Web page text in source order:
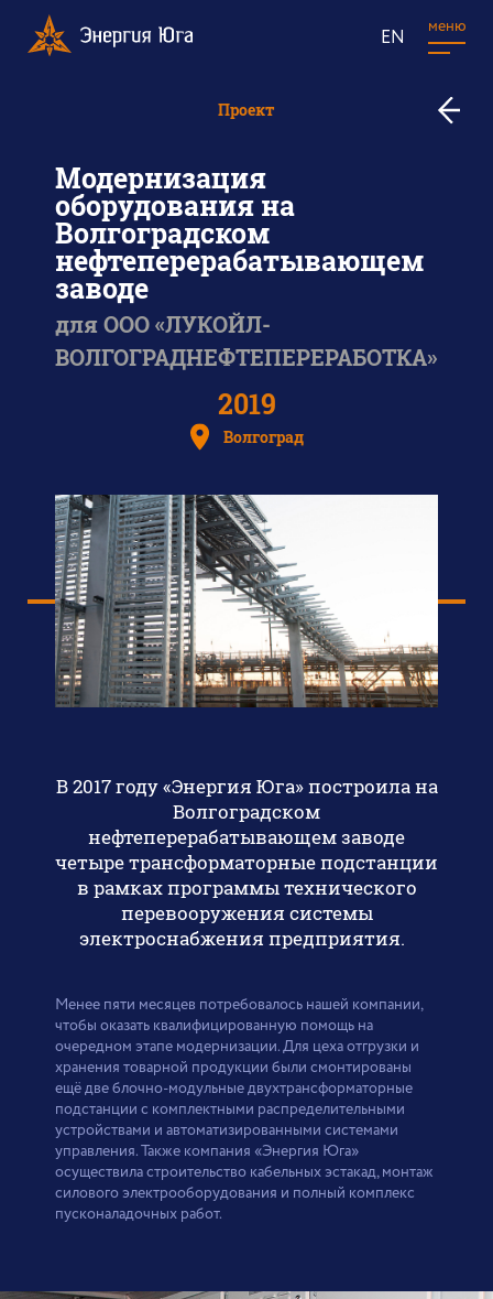
EN меню
Проект
Модернизация
оборудования на
Волгоградском
нефтеперерабатывающем
заводе
для ООО «ЛУКОЙЛ-
ВОЛГОГРАДНЕФТЕПЕРЕРАБОТКА»
2019
Волгоград
В 2017 году «Энергия Юга» построила на
Волгоградском
нефтеперерабатывающем заводе
четыре трансформаторные подстанции
в рамках программы технического
перевооружения системы
электроснабжения предприятия.
Менее пяти месяцев потребовалось нашей компании,
чтобы оказать квалифицированную помощь на
очередном этапе модернизации. Для цеха отгрузки и
хранения товарной продукции были смонтированы
ещё две блочно-модульные двухтрансформаторные
подстанции с комплектными распределительными
устройствами и автоматизированными системами
управления. Также компания «Энергия Юга»
осуществила строительство кабельных эстакад, монтаж
силового электрооборудования и полный комплекс
пусконаладочных работ.